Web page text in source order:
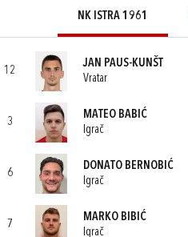
NK ISTRA 1961
12
JAN PAUS-KUNŠT
Vratar
3
MATEO BABIĆ
Igrač
6
DONATO BERNOBIĆ
Igrač
7
MARKO BIBIĆ
Igrač